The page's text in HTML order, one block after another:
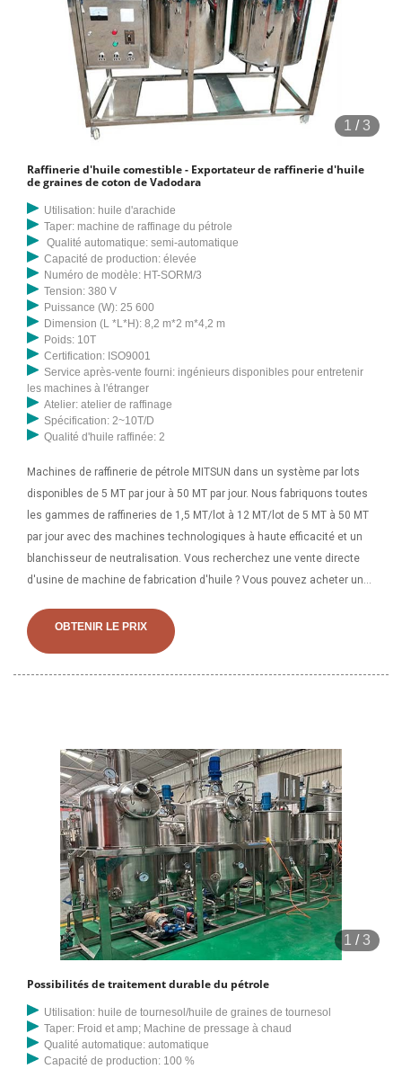
1 /3
Raffinerie d'huile comestible - Exportateur de raffinerie d'huile
de graines de coton de Vadodara
Utilisation: huile d'arachide
Taper: machine de raffinage du pétrole
Qualité automatique: semi-automatique
Capacité de production: élevée
Numéro de modèle: HT-SORM/3
Tension: 380 V
Puissance (W): 25 600
Dimension (L *L*H): 8,2 m*2 m*4,2 m
Poids: 10T
Certification: ISO9001
Service après-vente fourni: ingénieurs disponibles pour entretenir
les machines à l'étranger
Atelier: atelier de raffinage
Spécification: 2~10T/D
Qualité d'huile raffinée: 2
Machines de raffinerie de pétrole MITSUN dans un système par lots
disponibles de 5 MT par jour à 50 MT par jour. Nous fabriquons toutes
les gammes de raffineries de 1,5 MT/lot à 12 MT/lot de 5 MT à 50 MT
par jour avec des machines technologiques à haute efficacité et un
blanchisseur de neutralisation. Vous recherchez une vente directe
d'usine de machine de fabrication d'huile ? Vous pouvez acheter une
de fabricants, de fournisseurs, de commerçants ou d'usines de
machines de fabrication d'huile fiables en Chine, vérifiés par un
OBTENIR LE PRIX
1 /3
Possibilités de traitement durable du pétrole
Utilisation: huile de tournesol/huile de graines de tournesol
Taper: Froid et amp; Machine de pressage à chaud
Qualité automatique: automatique
Capacité de production: 100 %